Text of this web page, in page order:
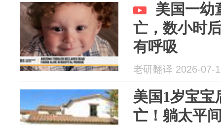
美国一幼
亡，数小时
有呼吸
老研翻译 2026-07-
美国1岁宝宝
亡！躺太平